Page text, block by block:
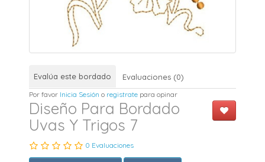
Evalúa este bordado Evaluaciones (0)
Por favor Inicia Sesión o registrate para opinar
Diseño Para Bordado
Uvas Y Trigos 7
0 Evaluaciones